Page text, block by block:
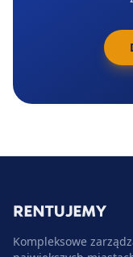
Kompleksowe